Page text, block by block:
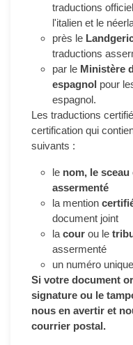
traductions
l'italien et le
près le
traductions
par le Ministère
espagnol pour
espagnol.
Les traductions
certification qui
suivants :
le nom, le
assermenté
la mention
document joint
la cour ou le
assermenté
un numéro
Si votre document
signature ou le
nous en avertir et
courrier postal.